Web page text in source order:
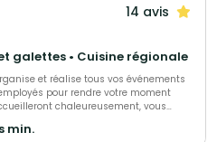
14 avis
galettes • Cuisine régionale
et réalise tous vos événements
pour rendre votre moment
chaleureusement, vous
permettre de rendre ce jour parfait.
réception soit un succès.
min.